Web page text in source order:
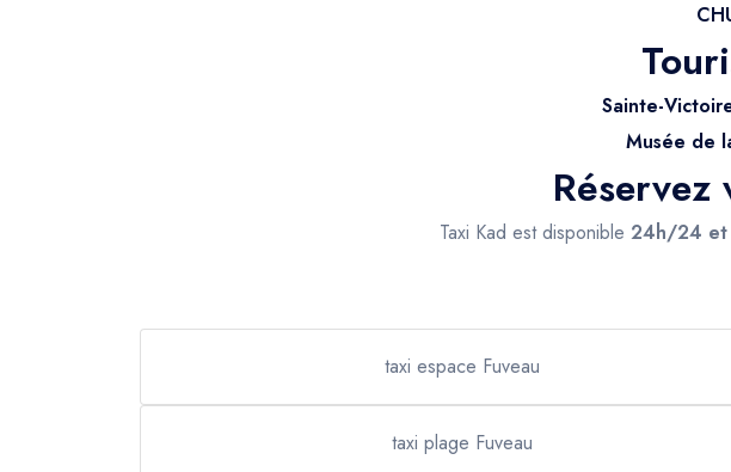
Sainte-
Musée de
Réservez
Taxi Kad est disponible24h/24
taxi espace Fuveau
taxi plage Fuveau